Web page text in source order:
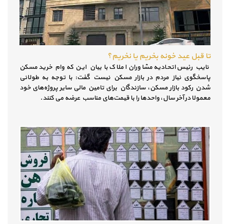
تا قبل عید خونه بخریم یا نخریم؟
نایب رئیس اتحادیه مشاوران املاک با بیان این که وام خرید مسکن
پاسخگوی نیاز مردم در بازار مسکن نیست گفت: با توجه به طولانی
شدن رکود بازار مسکن، سازندگان برای تامین مالی سایر پروژه‌های خود
معمولا در آخر سال، واحدها را با قیمت‌های مناسب عرضه می کنند.